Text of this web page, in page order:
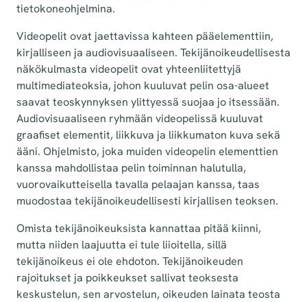
tietokoneohjelmina.
Videopelit ovat jaettavissa kahteen pääelementtiin,
kirjalliseen ja audiovisuaaliseen. Tekijänoikeudellisesta
näkökulmasta videopelit ovat yhteenliitettyjä
multimediateoksia, johon kuuluvat pelin osa-alueet
saavat teoskynnyksen ylittyessä suojaa jo itsessään.
Audiovisuaaliseen ryhmään videopelissä kuuluvat
graafiset elementit, liikkuva ja liikkumaton kuva sekä
ääni. Ohjelmisto, joka muiden videopelin elementtien
kanssa mahdollistaa pelin toiminnan halutulla,
vuorovaikutteisella tavalla pelaajan kanssa, taas
muodostaa tekijänoikeudellisesti kirjallisen teoksen.
Omista tekijänoikeuksista kannattaa pitää kiinni,
mutta niiden laajuutta ei tule liioitella, sillä
tekijänoikeus ei ole ehdoton. Tekijänoikeuden
rajoitukset ja poikkeukset sallivat teoksesta
keskustelun, sen arvostelun, oikeuden lainata teosta